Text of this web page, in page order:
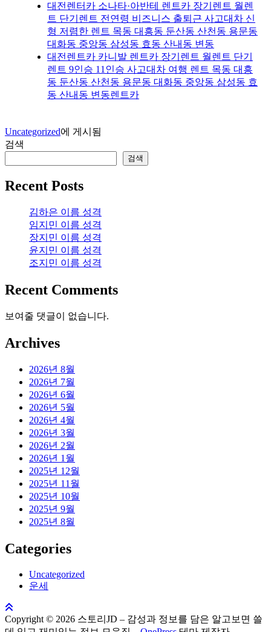
대전렌터카 소나타·아반테 렌트카 장기렌트 월렌
트 단기렌트 전연령 비즈니스 출퇴근 사고대차 신
형 저렴한 렌트 목동 대흥동 둔산동 산천동 용문동
대화동 중앙동 삼성동 효동 산내동 변동
대전렌트카 카니발 렌트카 장기렌트 월렌트 단기
렌트 9인승 11인승 사고대차 여행 렌트 목동 대흥
동 둔산동 산천동 용문동 대화동 중앙동 삼성동 효
동 산내동 변동렌트카
Uncategorized에 게시됨
검색
검색
Recent Posts
김하은 이름 성격
임지민 이름 성격
장지민 이름 성격
윤지민 이름 성격
조지민 이름 성격
Recent Comments
보여줄 댓글이 없습니다.
Archives
2026년 8월
2026년 7월
2026년 6월
2026년 5월
2026년 4월
2026년 3월
2026년 2월
2026년 1월
2025년 12월
2025년 11월
2025년 10월
2025년 9월
2025년 8월
Categories
Uncategorized
운세
Copyright © 2026 스토리JD – 감성과 정보를 담은 알고보면 쓸